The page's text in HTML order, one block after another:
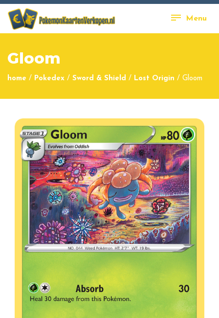
Menu
Gloom
home / Pokedex / Sword & Shield / Lost Origin / Gloom